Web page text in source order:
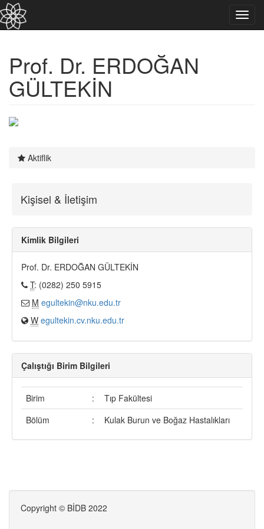
Prof. Dr. ERDOĞAN
GÜLTEKİN
Aktiflik
Kişisel & İletişim
Kimlik Bilgileri
Prof. Dr. ERDOĞAN GÜLTEKİN
T: (0282) 250 5915
M egultekin@nku.edu.tr
W egultekin.cv.nku.edu.tr
Çalıştığı Birim Bilgileri
Birim :
Tıp Fakültesi
Bölüm
: Kulak Burun ve Boğaz Hastalıkları
Copyright © BİDB 2022